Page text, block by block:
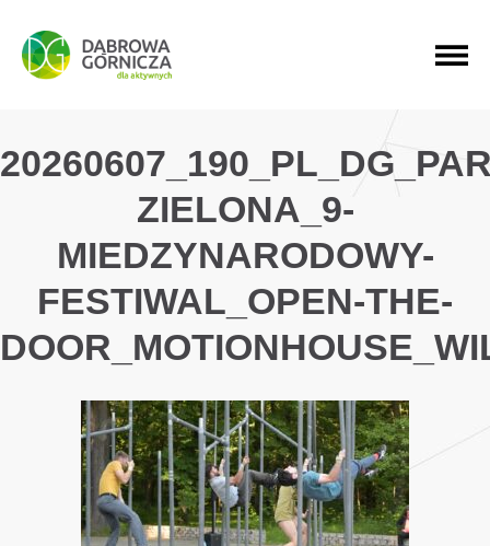
PRZEJDŹ DO MENU GŁÓWNEGO
PRZEJDŹ DO WYSZUKIWARKI
PRZEJDŹ DO TREŚCI
ZIELONA_9-
MIEDZYNARODOWY-
FESTIWAL_OPEN-THE-